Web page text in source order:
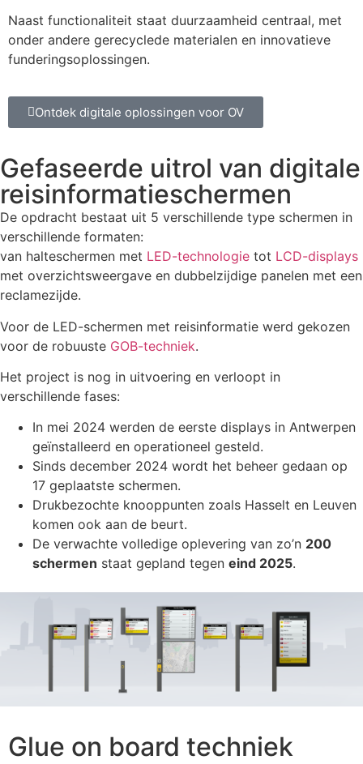
Naast functionaliteit staat duurzaamheid centraal, met
onder andere gerecyclede materialen en innovatieve
funderingsoplossingen.
Ontdek digitale oplossingen voor OV
Gefaseerde uitrol van digitale
reisinformatieschermen
De opdracht bestaat uit 5 verschillende type schermen in
verschillende formaten:
van halteschermen met LED-technologie tot LCD-displays
met overzichtsweergave en dubbelzijdige panelen met een
reclamezijde.
Voor de LED-schermen met reisinformatie werd gekozen
voor de robuuste GOB-techniek.
Het project is nog in uitvoering en verloopt in
verschillende fases:
In mei 2024 werden de eerste displays in Antwerpen
geïnstalleerd en operationeel gesteld.
Sinds december 2024 wordt het beheer gedaan op
17 geplaatste schermen.
Drukbezochte knooppunten zoals Hasselt en Leuven
komen ook aan de beurt.
De verwachte volledige oplevering van zo’n 200
schermen staat gepland tegen eind 2025.
Glue on board techniek